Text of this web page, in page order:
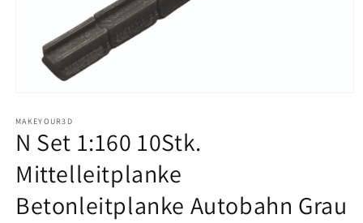
in
Modal
öffnen
MAKEYOUR3D
N Set 1:160 10Stk.
Mittelleitplanke
Betonleitplanke Autobahn Grau